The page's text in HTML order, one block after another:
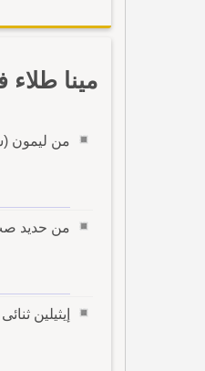
مينا
من ليمون
من حديد
إيثيلين